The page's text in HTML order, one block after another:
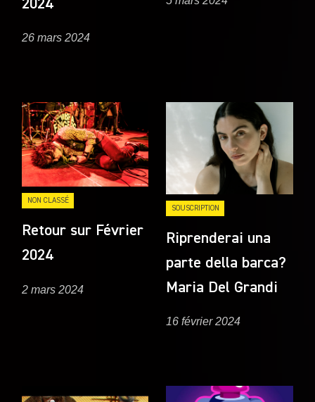
2024
26 mars 2024
NON CLASSÉ
Retour sur Février
2024
2 mars 2024
SOUSCRIPTION
Riprenderai una
parte della barca?
Maria Del Grandi
16 février 2024